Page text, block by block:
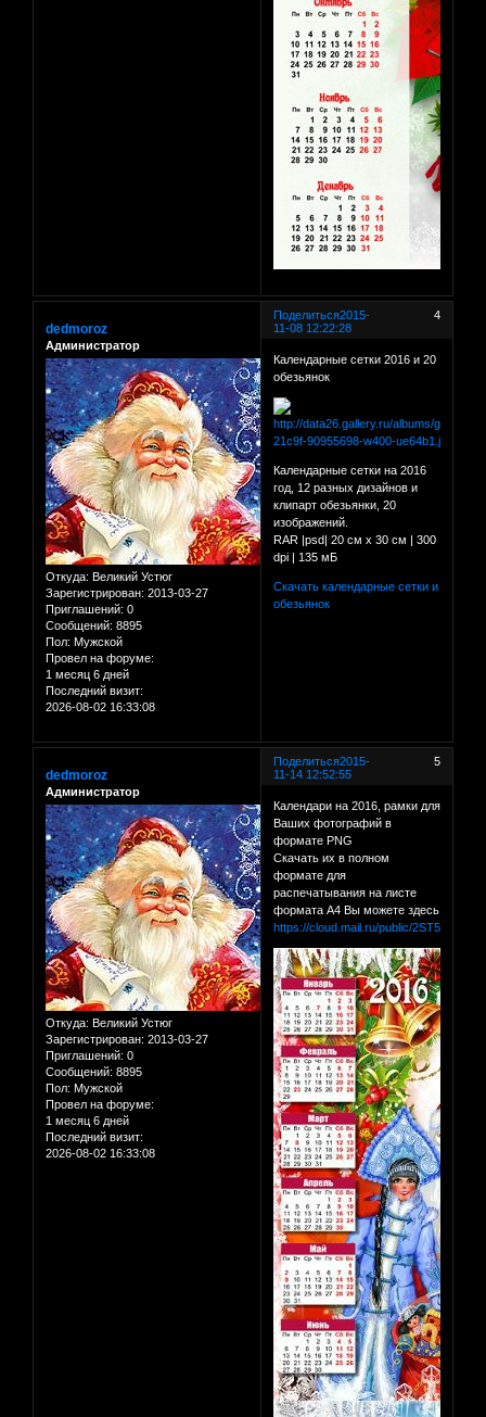
Поделиться 4
2015-
11-08 12:22:28
dedmoroz
Администратор
Откуда: Великий Устюг
Зарегистрирован: 2013-03-27
Приглашений: 0
Сообщений: 8895
Пол: Мужской
Провел на форуме:
1 месяц 6 дней
Последний визит:
2026-08-02 16:33:08
Календарные сетки 2016 и 20
обезьянок
Календарные сетки на 2016
год, 12 разных дизайнов и
клипарт обезьянки, 20
изображений.
RAR |psd| 20 см х 30 см | 300
dpi | 135 мБ
Скачать календарные сетки и
обезьянок
Поделиться 5
2015-
11-14 12:52:55
dedmoroz
Администратор
Откуда: Великий Устюг
Зарегистрирован: 2013-03-27
Приглашений: 0
Сообщений: 8895
Пол: Мужской
Провел на форуме:
1 месяц 6 дней
Последний визит:
2026-08-02 16:33:08
Календари на 2016, рамки для
Ваших фотографий в
формате PNG
Скачать их в полном
формате для
распечатывания на листе
формата А4 Вы можете здесь
https://cloud.mail.ru/public/2ST5/